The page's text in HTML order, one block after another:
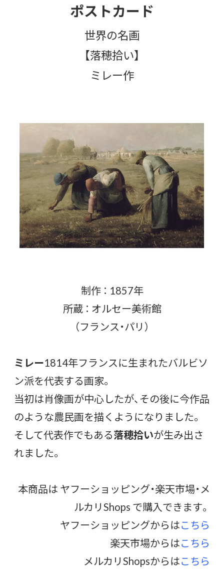
ポストカード
世界の名画
【落穂拾い】
ミレー作
制作 ： 1857年
所蔵 ： オルセー美術館
（フランス・パリ）
ミレー1814年フランスに生まれたバルビソ
ン派を代表する画家。
当初は肖像画が中心したが、その後に今作品
のような農民画を描くようになりました。
そして代表作でもある落穂拾いが生み出さ
れました。
本商品は ヤフーショッピング・楽天市場・メ
ルカリShops で購入できます。
ヤフーショッピングからはこちら
楽天市場からはこちら
メルカリShopsからはこちら